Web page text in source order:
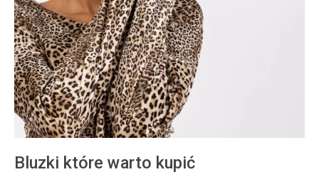
Bluzki które warto kupić